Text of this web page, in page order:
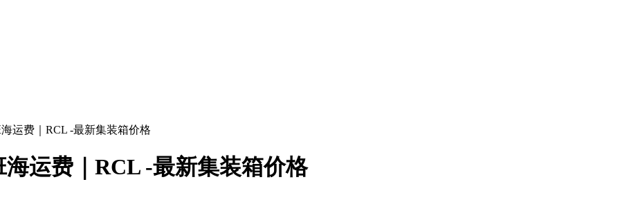
运费｜RCL -最新集装箱价格
运费｜RCL -最新集装箱价格